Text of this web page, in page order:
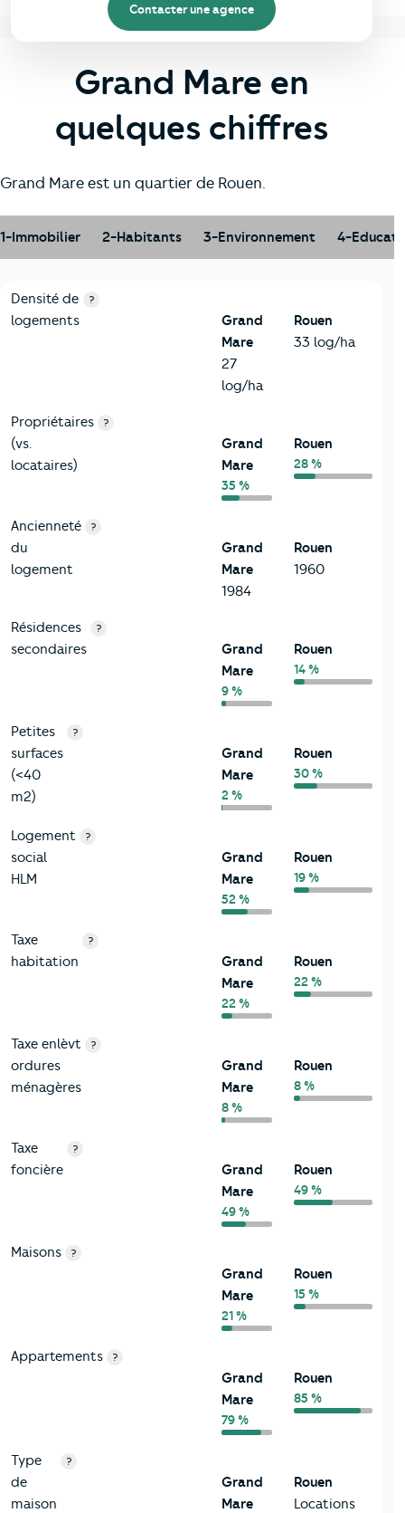
Contacter une agence
Grand Mare en
quelques chiffres
Grand Mare est un quartier de Rouen.
1-Immobilier 2-Habitants 3-Environnement 4-
1-Immobilier
Critères Grand Mare
Densité de
logements
?
Grand
Mare
27
log/ha
Rouen
33 log/ha
Propriétaires
(vs.
locataires)
?
Grand
Mare
35 %
Rouen
28 %
Ancienneté
du
logement
?
Grand
Mare
1984
Rouen
1960
Résidences
secondaires
?
Grand
Mare
9 %
Rouen
14 %
Petites
surfaces
(<40
m2)
?
Grand
Mare
2 %
Rouen
30 %
Logement
social
HLM
?
Grand
Mare
52 %
Rouen
19 %
Taxe
habitation
?
Grand
Mare
22 %
Rouen
22 %
Taxe enlèvt
ordures
ménagères
?
Grand
Mare
8 %
Rouen
8 %
Taxe
foncière
?
Grand
Mare
49 %
Rouen
49 %
Maisons ?
Grand
Mare
21 %
Rouen
15 %
Appartements ?
Grand
Mare
79 %
Rouen
85 %
Type
de
maison
?
Grand
Mare
Rouen
Locations